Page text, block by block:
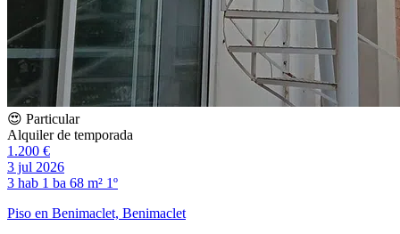
😍 Particular
Alquiler de temporada
1.200 €
3 jul 2026
3 hab 1 ba 68 m² 1º
Piso en Benimaclet, Benimaclet